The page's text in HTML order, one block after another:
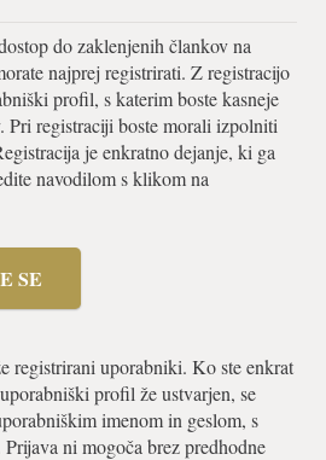
do zaklenjenih člankov na
najprej registrirati. Z registracijo
profil, s katerim boste kasneje
Pri registraciji boste morali izpolniti
je enkratno dejanje, ki ga
navodilom s klikom na
SE
registrirani uporabniki. Ko ste enkrat
profil že ustvarjen, se
imenom in geslom, s
ni mogoča brez predhodne